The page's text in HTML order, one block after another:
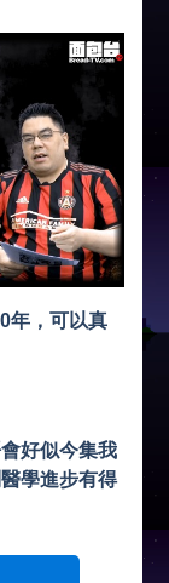
年，可以真
好似今集我
學進步有得